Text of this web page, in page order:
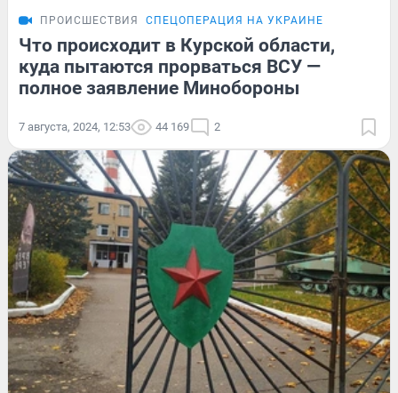
ПРОИСШЕСТВИЯ СПЕЦОПЕРАЦИЯ НА УКРАИНЕ
Что происходит в Курской области,
куда пытаются прорваться ВСУ —
полное заявление Минобороны
7 августа, 2024, 12:53 44 169 2